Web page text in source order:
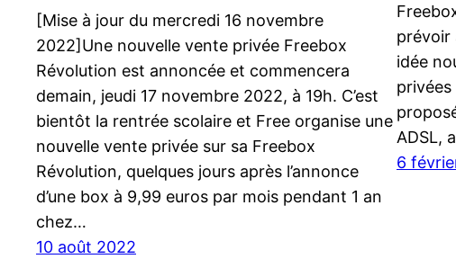
[Mise à jour du mercredi 16 novembre
2022]Une nouvelle vente privée Freebox
Révolution est annoncée et commencera
demain, jeudi 17 novembre 2022, à 19h. C’est
bientôt la rentrée scolaire et Free organise une
nouvelle vente privée sur sa Freebox
Révolution, quelques jours après l’annonce
d’une box à 9,99 euros par mois pendant 1 an
chez…
10 août 2022
prévoir
idée
ADSL,
6